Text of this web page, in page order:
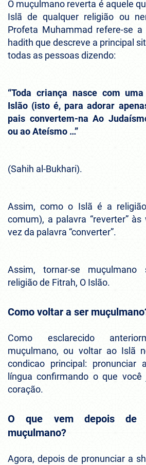
O muçulmano reverta é aquele
Islã de qualquer religião ou
Profeta Muhammad refere-se
hadith que descreve a principal
todas as pessoas dizendo:
“Toda criança nasce com
Islão (isto é, para adorar
pais convertem-na Ao
ou ao Ateísmo …”
(Sahih al-Bukhari).
Assim, como o Islã é a
comum), a palavra “reverter”
vez da palavra “converter”.
Assim, tornar-se
religião de Fitrah, O Islão.
Como voltar a ser
Como esclarecido
muçulmano, ou voltar ao Islã
condicao principal: pronunciar
língua confirmando o que
coração.
O que vem depois de
muçulmano?
Agora, depois de pronunciar a